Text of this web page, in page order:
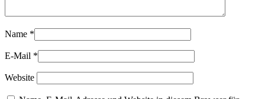
Name *
E-Mail *
Website